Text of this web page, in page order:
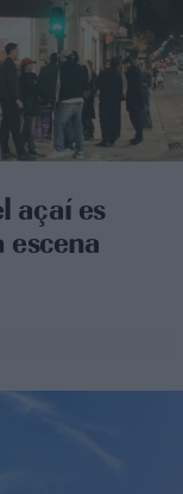
açaí es
escena